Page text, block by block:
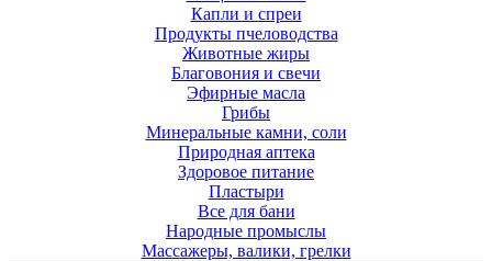
Капли и спреи
Продукты пчеловодства
Животные жиры
Благовония и свечи
Эфирные масла
Грибы
Минеральные камни, соли
Природная аптека
Здоровое питание
Пластыри
Все для бани
Народные промыслы
Массажеры, валики, грелки​